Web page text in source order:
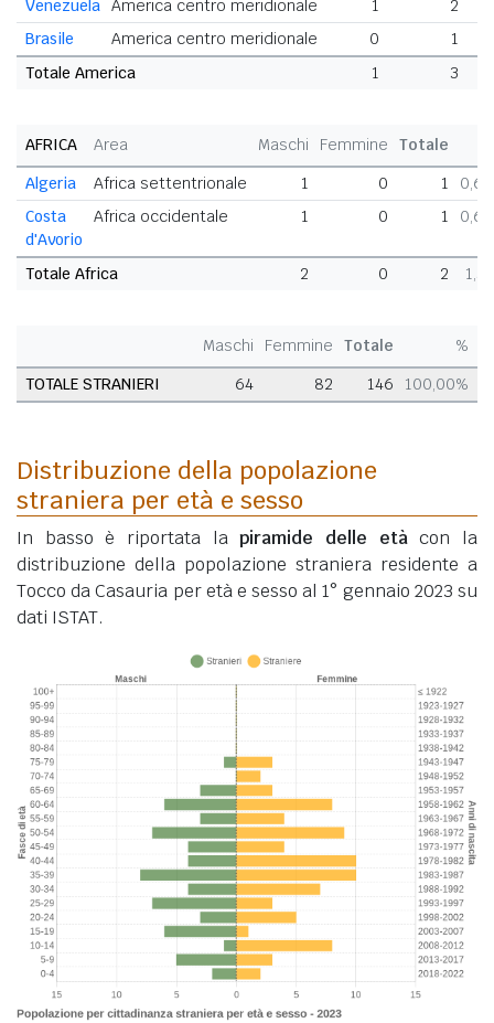
Venezuela America centro meridionale 1
2
Brasile
America centro meridionale 0
1
Totale America
1 3
AFRICA Area Maschi Femmine Totale
Algeria
Africa settentrionale 1 0 1
Costa
d'Avorio
Africa occidentale 1 0 1
Totale Africa 2 0 2
Maschi Femmine Totale
%
TOTALE STRANIERI
64 82 146 100,00%
Distribuzione della popolazione
straniera per età e sesso
In basso è riportata lapiramide delle etàcon la
distribuzione della popolazione straniera residente a
Tocco da Casauria per età e sesso al 1° gennaio 2023 su
dati ISTAT.